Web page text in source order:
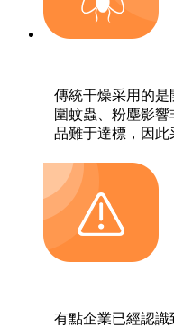
傳統干燥采用的
圍蚊蟲、粉塵影
品難于達標，因
有點企業已經認